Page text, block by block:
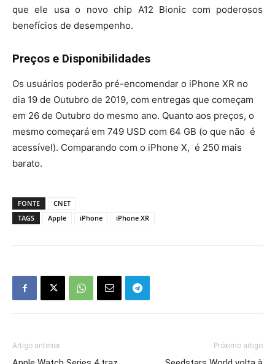
que ele usa o novo chip A12 Bionic com poderosos
benefícios de desempenho.
Preços e Disponibilidades
Os usuários poderão pré-encomendar o iPhone XR no
dia 19 de Outubro de 2019, com entregas que começam
em 26 de Outubro do mesmo ano. Quanto aos preços, o
mesmo começará em 749 USD com 64 GB (o que não é
acessível). Comparando com o iPhone X, é 250 mais
barato.
FONTE
CNET
TAGS
Apple iPhone iPhone XR
Artigo anterior Próximo artigo